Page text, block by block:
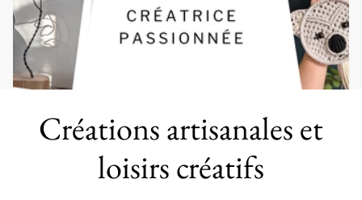
Créations artisanales et
loisirs créatifs